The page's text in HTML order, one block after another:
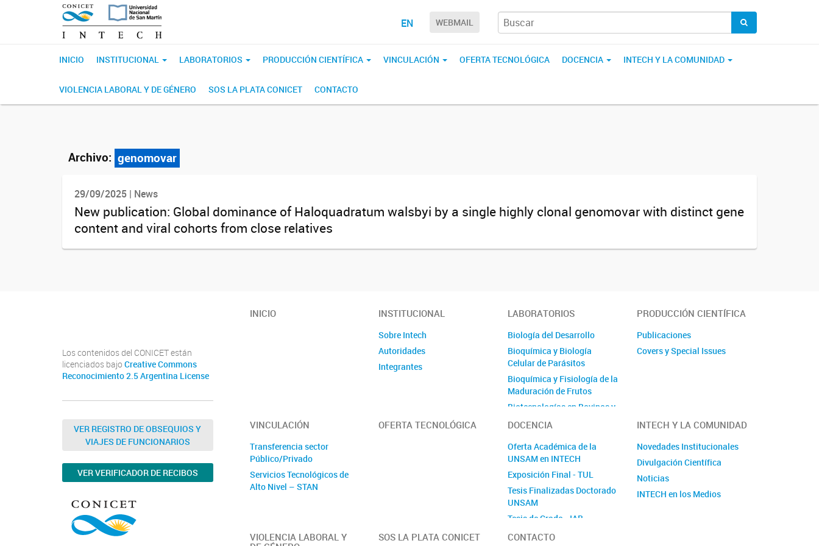
EN WEBMAIL
INICIO INSTITUCIONAL LABORATORIOS PRODUCCIÓN CIENTÍFICA VINCULACIÓN OFERTA TECNOLÓGICA DOCENCIA INTECH Y LA COMUNIDAD
VIOLENCIA LABORAL Y DE GÉNERO SOS LA PLATA CONICET CONTACTO
Archivo: genomovar
29/09/2025 | News
New publication: Global dominance of Haloquadratum walsbyi by a single highly clonal genomovar with distinct gene
content and viral cohorts from close relatives
Los contenidos del CONICET están
licenciados bajo Creative Commons
Reconocimiento 2.5 Argentina License
VER REGISTRO DE OBSEQUIOS Y
VIAJES DE FUNCIONARIOS
VER VERIFICADOR DE RECIBOS
INICIO INSTITUCIONAL
Sobre Intech
Autoridades
Integrantes
LABORATORIOS
Biología del Desarrollo
Bioquímica y Biología
Celular de Parásitos
Bioquímica y Fisiología de la
Maduración de Frutos
Biotecnologías en Bovinos y
Génica
Ecología Acuática
Ecología Microbiana
Ambiental
Estrés Abiótico y Biótico en
Plantas
Fisiología y Asistencia al
PRODUCCIÓN CIENTÍFICA
Publicaciones
Covers y Special Issues
VINCULACIÓN
Transferencia sector
Público/Privado
Servicios Tecnológicos de
Alto Nivel – STAN
OFERTA TECNOLÓGICA DOCENCIA
Oferta Académica de la
UNSAM en INTECH
Exposición Final - TUL
Tesis Finalizadas Doctorado
UNSAM
Tesis de Grado - IAB
INTECH Y LA COMUNIDAD
Novedades Institucionales
Divulgación Científica
Noticias
INTECH en los Medios
VIOLENCIA LABORAL Y
SOS LA PLATA CONICET CONTACTO